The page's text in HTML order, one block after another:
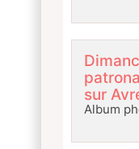
sur
Album